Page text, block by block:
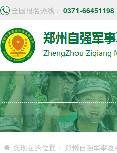
全国报名热线： 0371-66451198
您现在的位置： 郑州自强军事夏